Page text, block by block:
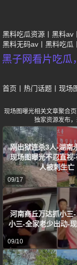
黑料吃瓜资源 黑料av
黑料无码av
黑料吃瓜
黑子网看片吃瓜
首页 热门话题 现场
现场图曝光相关文章聚合
独家资源发布
刚出狱连杀3人-湖南
现场图曝光不忍直视
人被刺生亡
09/17
河南商丘万达抓小三
小三-全家老少出动-
09/10